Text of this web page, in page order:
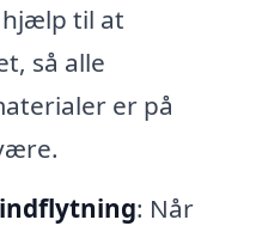
hjælp til at
så alle
er på
: Når